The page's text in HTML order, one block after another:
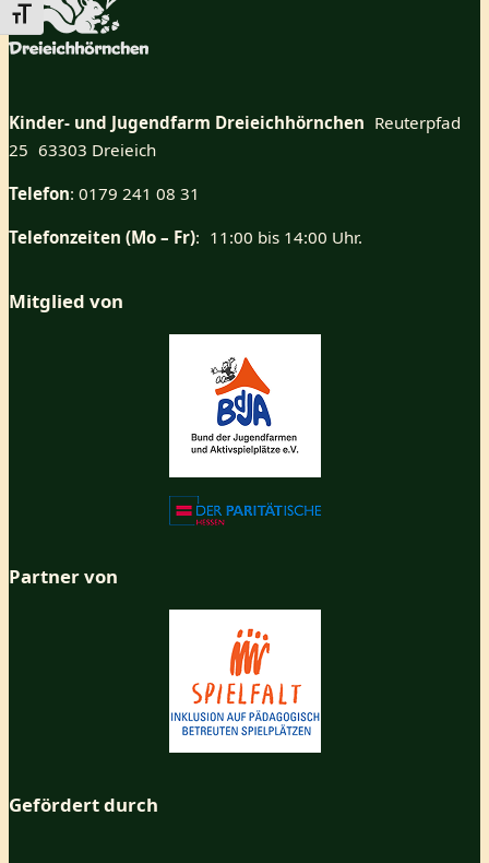
Schrift vergrößern
Kinder- und Jugendfarm Dreieichhörnchen Reuterpfad
25 63303 Dreieich
Telefon: 0179 241 08 31
Telefonzeiten (Mo – Fr): 11:00 bis 14:00 Uhr.
Mitglied von
Partner von
Gefördert durch